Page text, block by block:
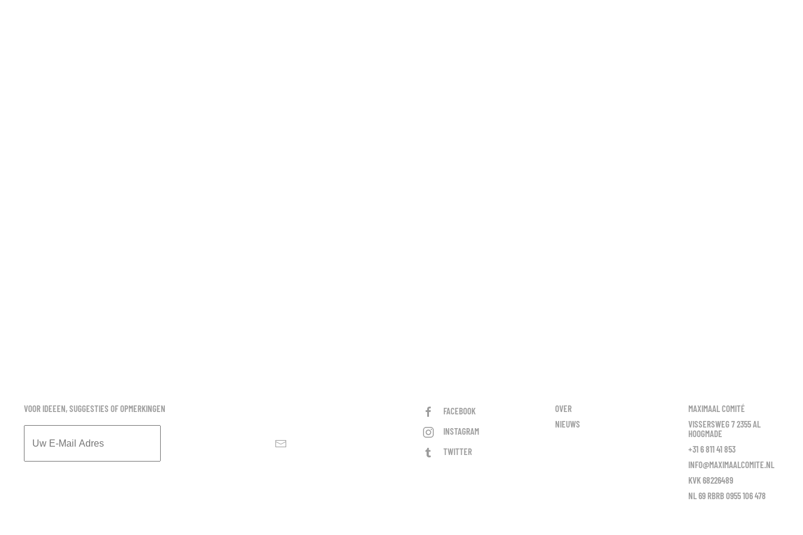
VOOR IDEEEN, SUGGESTIES OF OPMERKINGEN
FACEBOOK
INSTAGRAM
TWITTER
OVER
NIEUWS
MAXIMAAL COMITÉ
VISSERSWEG 7 2355 AL
HOOGMADE
+31 6 811 41 853
INFO@MAXIMAALCOMITE.NL
KVK 68226489
NL 69 RBRB 0955 106 478